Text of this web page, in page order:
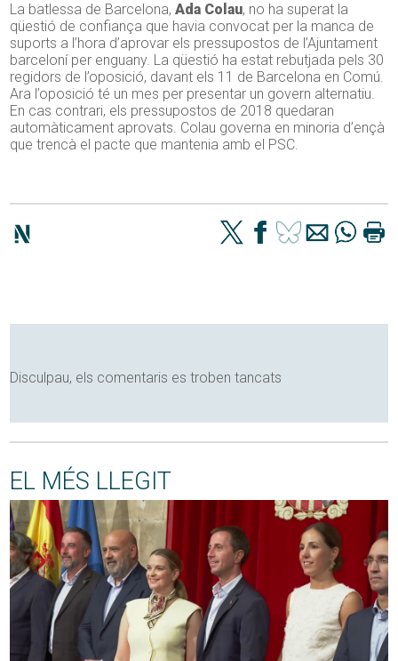
La batlessa de Barcelona,Ada Colau, no ha superat la
qüestió de confiança que havia convocat per la manca de
suports a l’hora d’aprovar els pressupostos de l’Ajuntament
barceloní per enguany. La qüestió ha estat rebutjada pels 30
regidors de l’oposició, davant els 11 de Barcelona en Comú.
Ara l’oposició té un mes per presentar un govern alternatiu.
En cas contrari, els pressupostos de 2018 quedaran
automàticament aprovats. Colau governa en minoria d’ençà
que trencà el pacte que mantenia amb el PSC.
Disculpau, els comentaris es troben tancats
EL MÉS LLEGIT